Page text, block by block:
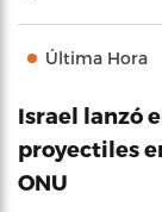
Última Hora
Israel lanzó
proyectiles
ONU